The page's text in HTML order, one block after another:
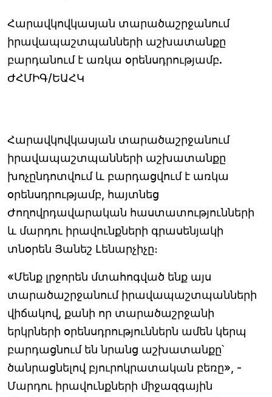
Հարավկովկասյան տարածաշրջանում
իրավապաշտպանների աշխատանքը
բարդանում է առկա օրենսդրությամբ.
ԺՀՄԻԳ/ԵԱՀԿ
Հարավկովկասյան տարածաշրջանում
իրավապաշտպանների աշխատանքը
խոչընդոտվում և բարդացվում է առկա
օրենսդրությամբ, հայտնեց
Ժողովրդավարական հաստատությունների
և մարդու իրավունքների գրասենյակի
տնօրեն Յանեշ Լենարչիչը։
«Մենք լրջորեն մտահոգված ենք այս
տարածաշրջանում իրավապաշտպանների
վիճակով, քանի որ տարածաշրջանի
երկրների օրենսդրություններն ամեն կերպ
բարդացնում են նրանց աշխատանքը՝
ծանրացնելով բյուրոկրատական բեռը», -
Մարդու իրավունքների միջազգային